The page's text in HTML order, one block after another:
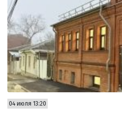
04 июля 13:20